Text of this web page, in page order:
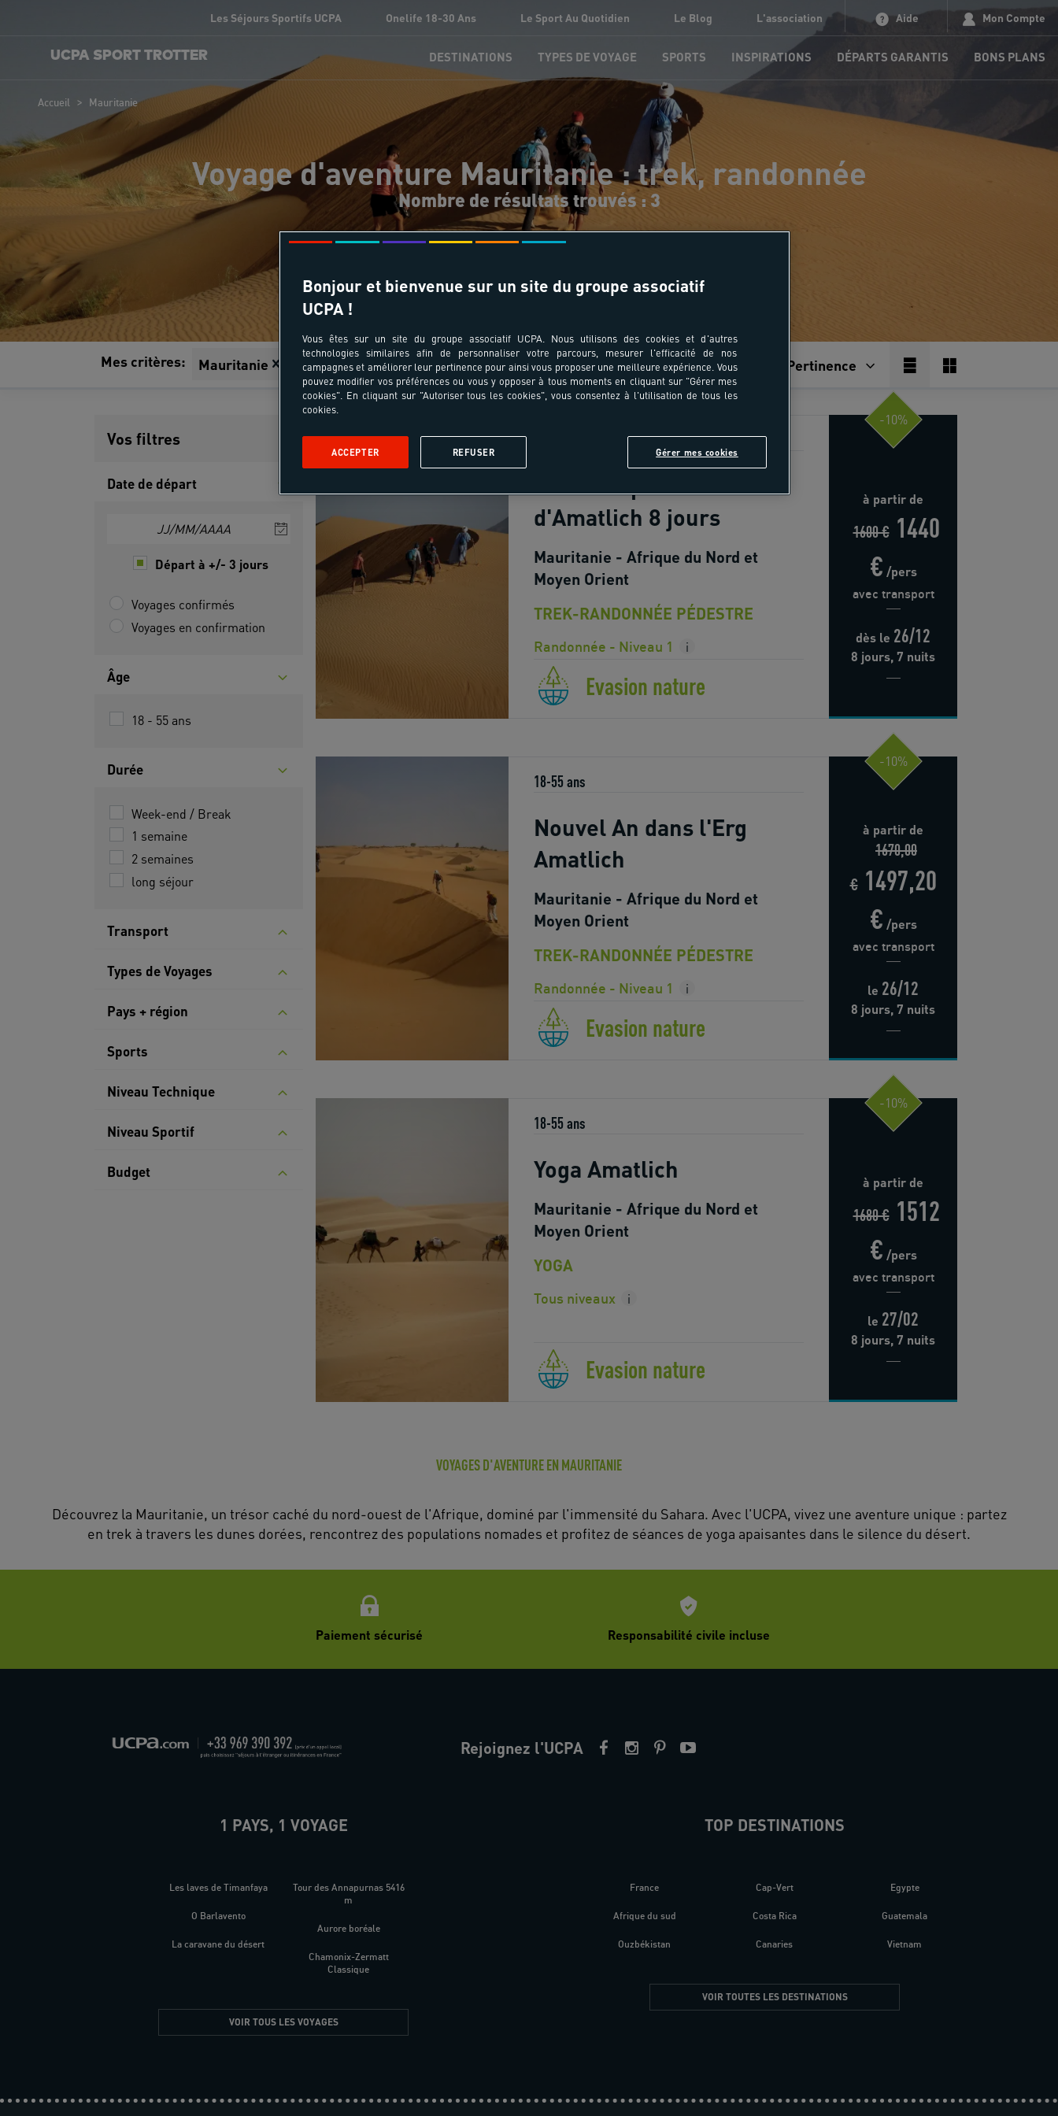
Les Séjours Sportifs UCPA Onelife 18-30 Ans Le Sport Au Quotidien Le Blog L'association Aide Mon Compte
UCPA SPORT TROTTER DESTINATIONS TYPES DE VOYAGE SPORTS INSPIRATIONS DÉPARTS GARANTIS BONS PLANS
Accueil > Mauritanie
Voyage d'aventure Mauritanie : trek, randonnée
Nombre de résultats trouvés : 3
Mes critères: Mauritanie Tout effacer Pertinence
Vos filtres
Date de départ
JJ/MM/AAAA
Départ à +/- 3 jours
Voyages confirmés
Voyages en confirmation
Âge
18 - 55 ans
Durée
Week-end / Break
1 semaine
2 semaines
long séjour
Transport
Types de Voyages
Pays + région
Sports
Niveau Technique
Niveau Sportif
Budget
d'Amatlich 8 jours
Mauritanie - Afrique du Nord et
Moyen Orient
TREK-RANDONNÉE PÉDESTRE
Randonnée - Niveau 1 i
Evasion nature
-10%
à partir de
1600 € 1440
€ /pers
avec transport
dès le 26/12
8 jours, 7 nuits
18-55 ans
Nouvel An dans l'Erg
Amatlich
Mauritanie - Afrique du Nord et
Moyen Orient
TREK-RANDONNÉE PÉDESTRE
Randonnée - Niveau 1 i
Evasion nature
-10%
à partir de
1670,00
€ 1497,20
€ /pers
avec transport
le 26/12
8 jours, 7 nuits
18-55 ans
Yoga Amatlich
Mauritanie - Afrique du Nord et
Moyen Orient
YOGA
Tous niveaux i
Evasion nature
-10%
à partir de
1680 € 1512
€ /pers
avec transport
le 27/02
8 jours, 7 nuits
VOYAGES D'AVENTURE EN MAURITANIE
Découvrez la Mauritanie, un trésor caché du nord-ouest de l'Afrique, dominé par l'immensité du Sahara. Avec l'UCPA, vivez une aventure unique : partez
en trek à travers les dunes dorées, rencontrez des populations nomades et profitez de séances de yoga apaisantes dans le silence du désert.
Paiement sécurisé Responsabilité civile incluse
Rejoignez l'UCPA
1 PAYS, 1 VOYAGE
Les laves de Timanfaya
O Barlavento
La caravane du désert
Tour des Annapurnas 5416
m
Aurore boréale
Chamonix-Zermatt
Classique
VOIR TOUS LES VOYAGES
TOP DESTINATIONS
France
Afrique du sud
Ouzbékistan
Cap-Vert
Costa Rica
Canaries
Egypte
Guatemala
Vietnam
VOIR TOUTES LES DESTINATIONS
Bonjour et bienvenue sur un site du groupe associatif
UCPA !
Vous êtes sur un site du groupe associatif UCPA. Nous utilisons des cookies et d'autres
technologies similaires afin de personnaliser votre parcours, mesurer l'efficacité de nos
campagnes et améliorer leur pertinence pour ainsi vous proposer une meilleure expérience. Vous
pouvez modifier vos préférences ou vous y opposer à tous moments en cliquant sur "Gérer mes
cookies". En cliquant sur "Autoriser tous les cookies", vous consentez à l'utilisation de tous les
cookies.
Gérer mes cookies
REFUSER
ACCEPTER